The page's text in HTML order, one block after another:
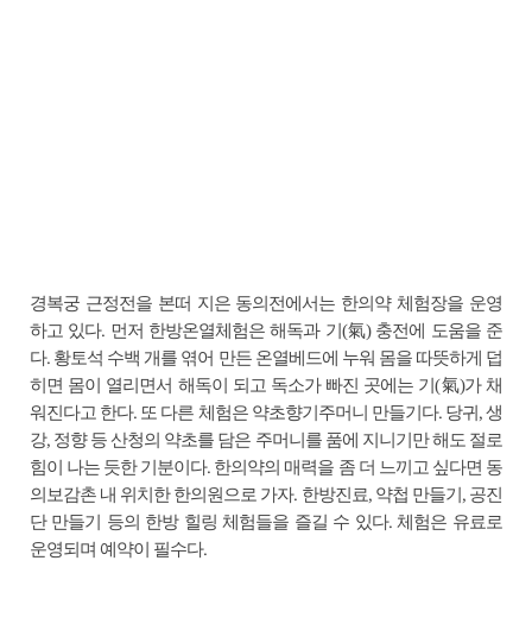
경복궁 근정전을 본떠 지은 동의전에서는 한의약 체험장을 운영
하고 있다. 먼저 한방온열체험은 해독과 기(氣) 충전에 도움을 준
다. 황토석 수백 개를 엮어 만든 온열베드에 누워 몸을 따뜻하게 덥
히면 몸이 열리면서 해독이 되고 독소가 빠진 곳에는 기(氣)가 채
워진다고 한다. 또 다른 체험은 약초향기주머니 만들기다. 당귀, 생
강, 정향 등 산청의 약초를 담은 주머니를 품에 지니기만 해도 절로
힘이 나는 듯한 기분이다. 한의약의 매력을 좀 더 느끼고 싶다면 동
의보감촌 내 위치한 한의원으로 가자. 한방진료, 약첩 만들기, 공진
단 만들기 등의 한방 힐링 체험들을 즐길 수 있다. 체험은 유료로
운영되며 예약이 필수다.